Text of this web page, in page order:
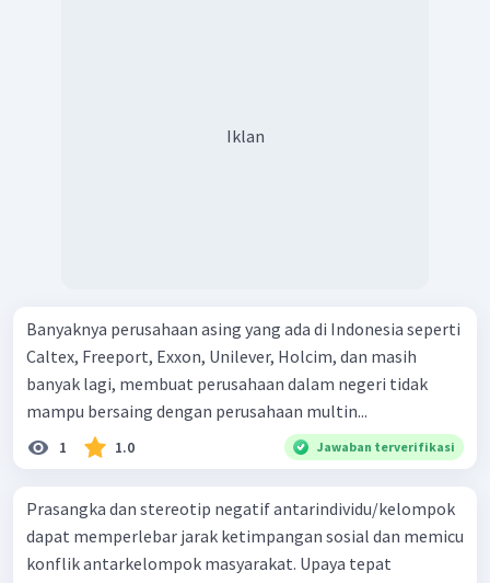
Iklan
Banyaknya perusahaan asing yang ada di Indonesia seperti
Caltex, Freeport, Exxon, Unilever, Holcim, dan masih
banyak lagi, membuat perusahaan dalam negeri tidak
mampu bersaing dengan perusahaan multin...
1 1.0 Jawaban terverifikasi
Prasangka dan stereotip negatif antarindividu/kelompok
dapat memperlebar jarak ketimpangan sosial dan memicu
konflik antarkelompok masyarakat. Upaya tepat